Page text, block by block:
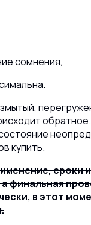
сомнения,
купить.
сроки
финальная
в этот